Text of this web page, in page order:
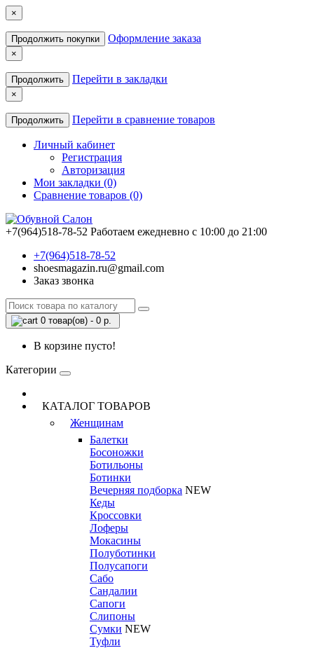
×
Продолжить покупки Оформление заказа
×
Продолжить Перейти в закладки
×
Продолжить Перейти в сравнение товаров
Личный кабинет
Регистрация
Авторизация
Мои закладки (0)
Сравнение товаров (0)
+7(964)518-78-52 Работаем ежедневно с 10:00 до 21:00
+7(964)518-78-52
shoesmagazin.ru@gmail.com
Заказ звонка
0 товар(ов) - 0 р.
В корзине пусто!
Категории
КАТАЛОГ ТОВАРОВ
Женщинам
Балетки
Босоножки
Ботильоны
Ботинки
Вечерняя подборка NEW
Кеды
Кроссовки
Лоферы
Мокасины
Полуботинки
Полусапоги
Сабо
Сандалии
Сапоги
Слипоны
Сумки NEW
Туфли